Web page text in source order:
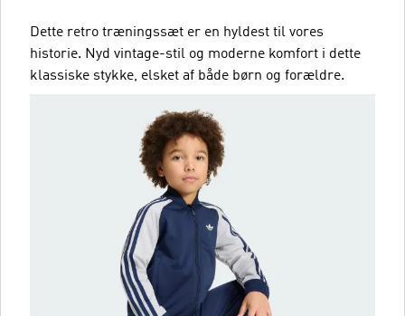
Dette retro træningssæt er en hyldest til vores
historie. Nyd vintage-stil og moderne komfort i dette
klassiske stykke, elsket af både børn og forældre.